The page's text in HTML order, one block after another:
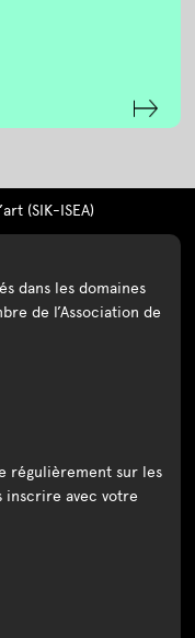
(SIK-ISEA)
dans les domaines
de l’Association de
régulièrement sur les
inscrire avec votre